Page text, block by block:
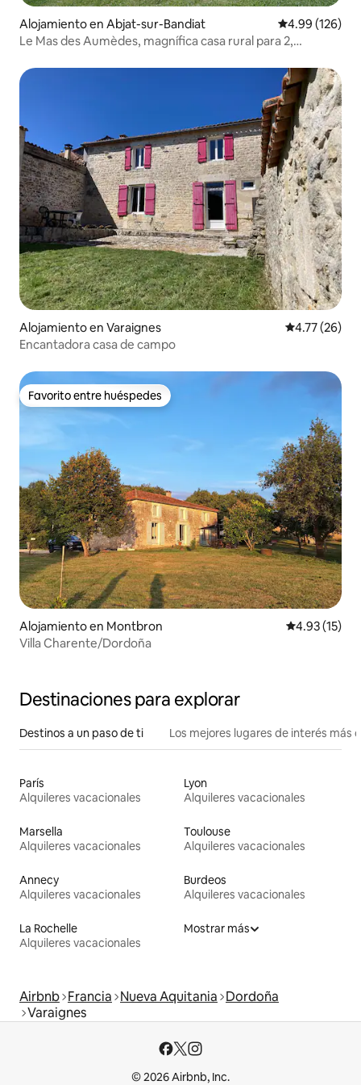
Alojamiento en Abjat-sur-Bandiat Calificación
4.99 (126)
Le Mas des Aumèdes, magnífica casa rural para 2,
Alojamiento en Varaignes Calificación
4.77 (26)
Encantadora casa de campo
Favorito entre huéspedes
Favorito entre huéspedes
Alojamiento en Montbron Calificación
4.93 (15)
Villa Charente/Dordoña
Destinaciones para explorar
Destinos a un paso de ti Los mejores lugares de interés más
París
Alquileres vacacionales
Lyon
Alquileres vacacionales
Marsella
Alquileres vacacionales
Toulouse
Alquileres vacacionales
Annecy
Alquileres vacacionales
Burdeos
Alquileres vacacionales
La Rochelle
Alquileres vacacionales
Mostrar más
Airbnb Francia Nueva Aquitania Dordoña
Varaignes
© 2026 Airbnb, Inc.